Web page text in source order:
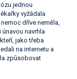
jednou
vyžádala
dříve neměla,
navrhla
jako třeba
na internetu a
způsobovat